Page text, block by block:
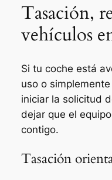
Tasación,
vehículos
Si tu coche está
uso o
iniciar la solicitud
dejar que el
contigo.
Tasación